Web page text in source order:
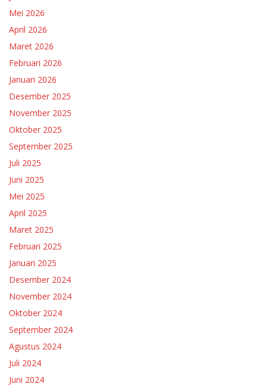
Mei 2026
April 2026
Maret 2026
Februari 2026
Januari 2026
Desember 2025
November 2025
Oktober 2025
September 2025
Juli 2025
Juni 2025
Mei 2025
April 2025
Maret 2025
Februari 2025
Januari 2025
Desember 2024
November 2024
Oktober 2024
September 2024
Agustus 2024
Juli 2024
Juni 2024